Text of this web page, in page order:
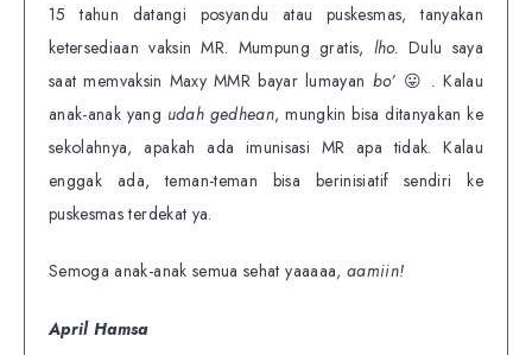
15 tahun datangi posyandu atau puskesmas, tanyakan
ketersediaan vaksin MR. Mumpung gratis, lho. Dulu saya
saat memvaksin Maxy MMR bayar lumayan bo’ 😛 .Kalau
anak-anak yang udah gedhean, mungkin bisa ditanyakan ke
sekolahnya, apakah ada imunisasi MR apa tidak. Kalau
enggak ada, teman-teman bisa berinisiatif sendiri ke
puskesmas terdekat ya.
Semoga anak-anak semua sehat yaaaaa, aamiin!
April Hamsa